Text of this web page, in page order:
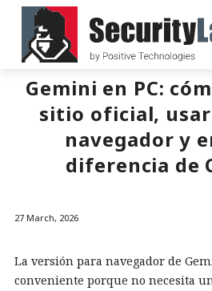
Gemini en PC:
sitio oficial,
navegador y
diferencia de
27 March, 2026
La versión para navegador de
conveniente porque no necesita